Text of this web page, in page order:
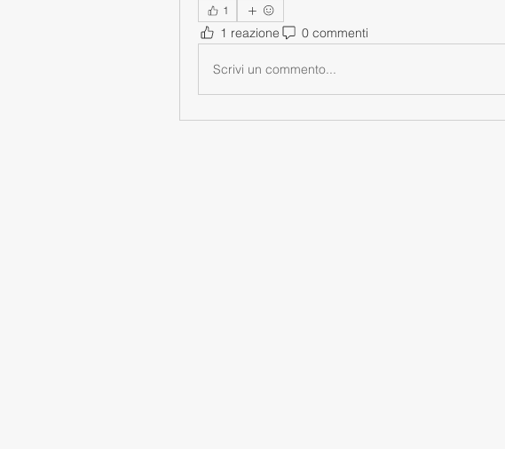
1
1 reazione 0 commenti
Scrivi un commento...